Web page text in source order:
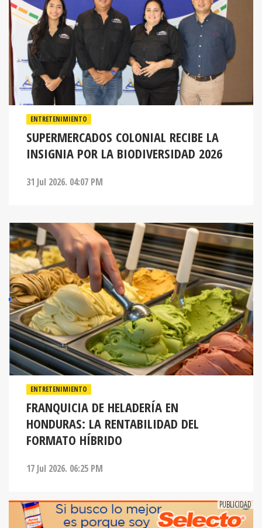
ENTRETENIMIENTO
SUPERMERCADOS COLONIAL RECIBE LA
INSIGNIA POR LA BIODIVERSIDAD 2026
31 Jul 2026. 04:07 PM
ENTRETENIMIENTO
FRANQUICIA DE HELADERÍA EN
HONDURAS: LA RENTABILIDAD DEL
FORMATO HÍBRIDO
17 Jul 2026. 06:25 PM